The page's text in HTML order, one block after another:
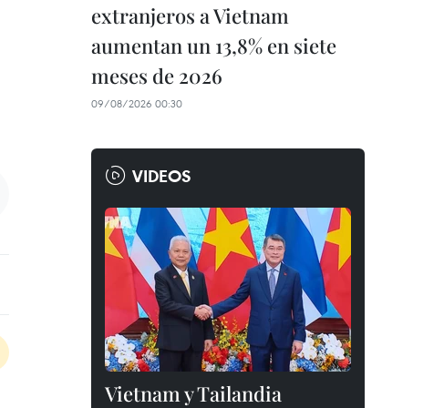
extranjeros a Vietnam
aumentan un 13,8% en siete
meses de 2026
09/08/2026 00:30
VIDEOS
Vietnam y Tailandia